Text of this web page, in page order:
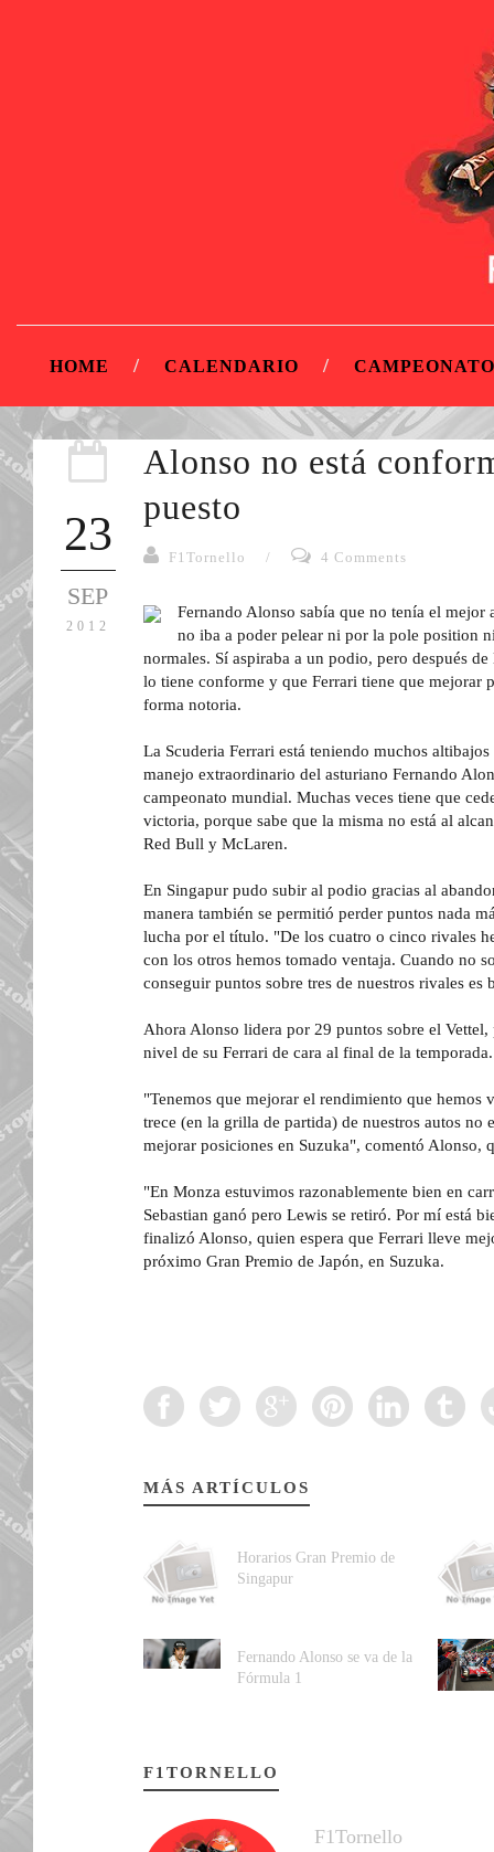
HOME CALENDARIO
23
SEP
2012
Alonso no está
puesto
F1Tornello / 4 Comments
Fernando Alonso sabía que no tenía el mejor
no iba a poder pelear ni por la pole position
normales. Sí aspiraba a un podio, pero después
lo tiene conforme y que Ferrari tiene que mejorar
forma notoria.
La Scuderia Ferrari está teniendo muchos
manejo extraordinario del asturiano Fernando
campeonato mundial. Muchas veces tiene que
victoria, porque sabe que la misma no está al
Red Bull y McLaren.
En Singapur pudo subir al podio gracias al
manera también se permitió perder puntos nada
lucha por el título. "De los cuatro o cinco rivales
con los otros hemos tomado ventaja. Cuando no
conseguir puntos sobre tres de nuestros rivales
Ahora Alonso lidera por 29 puntos sobre el
nivel de su Ferrari de cara al final de la temporada.
"Tenemos que mejorar el rendimiento que hemos
trece (en la grilla de partida) de nuestros autos no
mejorar posiciones en Suzuka", comentó Alonso,
"En Monza estuvimos razonablemente bien en
Sebastian ganó pero Lewis se retiró. Por mí está
finalizó Alonso, quien espera que Ferrari lleve
próximo Gran Premio de Japón, en Suzuka.
MÁS ARTÍCULOS
Horarios Gran Premio de
Singapur
Fernando Alonso se va de la
Fórmula 1
F1TORNELLO
F1Tornello